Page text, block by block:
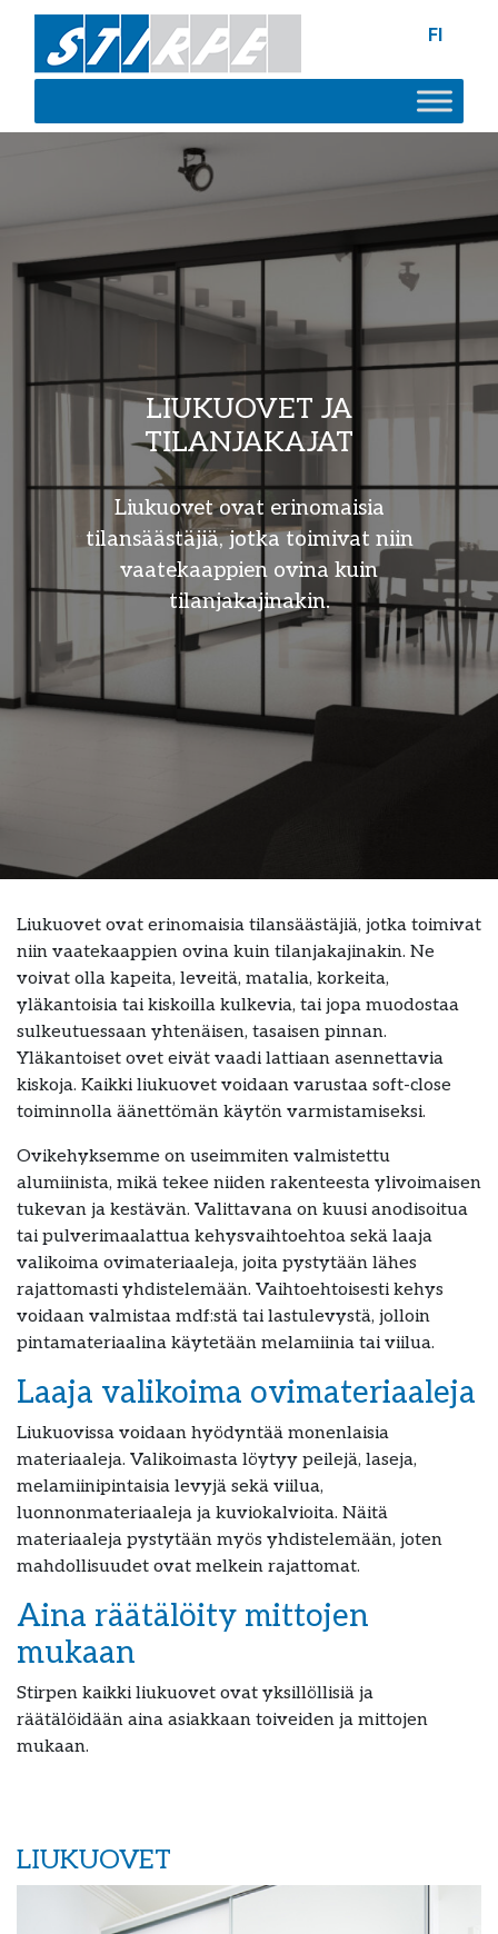
FI
LIUKUOVET JA
TILANJAKAJAT
Liukuovet ovat erinomaisia
tilansäästäjiä, jotka toimivat niin
vaatekaappien ovina kuin
tilanjakajinakin.
Liukuovet ovat erinomaisia tilansäästäjiä, jotka toimivat
niin vaatekaappien ovina kuin tilanjakajinakin. Ne
voivat olla kapeita, leveitä, matalia, korkeita,
yläkantoisia tai kiskoilla kulkevia, tai jopa muodostaa
sulkeutuessaan yhtenäisen, tasaisen pinnan.
Yläkantoiset ovet eivät vaadi lattiaan asennettavia
kiskoja. Kaikki liukuovet voidaan varustaa soft-close
toiminnolla äänettömän käytön varmistamiseksi.
Ovikehyksemme on useimmiten valmistettu
alumiinista, mikä tekee niiden rakenteesta ylivoimaisen
tukevan ja kestävän. Valittavana on kuusi anodisoitua
tai pulverimaalattua kehysvaihtoehtoa sekä laaja
valikoima ovimateriaaleja, joita pystytään lähes
rajattomasti yhdistelemään. Vaihtoehtoisesti kehys
voidaan valmistaa mdf:stä tai lastulevystä, jolloin
pintamateriaalina käytetään melamiinia tai viilua.
Laaja valikoima ovimateriaaleja
Liukuovissa voidaan hyödyntää monenlaisia
materiaaleja. Valikoimasta löytyy peilejä, laseja,
melamiinipintaisia levyjä sekä viilua,
luonnonmateriaaleja ja kuviokalvioita. Näitä
materiaaleja pystytään myös yhdistelemään, joten
mahdollisuudet ovat melkein rajattomat.
Aina räätälöity mittojen
mukaan
Stirpen kaikki liukuovet ovat yksillöllisiä ja
räätälöidään aina asiakkaan toiveiden ja mittojen
mukaan.
LIUKUOVET